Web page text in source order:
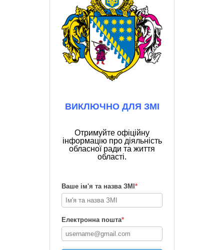
ВИКЛЮЧНО ДЛЯ ЗМІ
Отримуйте офіційну
інформацію про діяльність
обласної ради та життя
області.
Ваше ім'я та назва ЗМІ *
Електронна пошта*